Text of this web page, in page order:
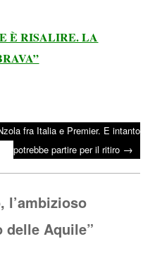
È RISALIRE. LA
fra Italia e Premier. E intanto
potrebbe partire per il ritiro →
l’ambizioso
delle Aquile”